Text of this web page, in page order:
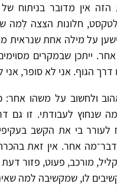
הזה אין מדובר בניתוח
לטקסט, חלונות הצצה
על מילה אחת
ייתכן שבמקרים
הגוף. אני לא סופר,
ולחשוב על משהו אחר:
שנחוץ לעבודתי. זו גם
לעורר בי את הקשב
אחר. אין זאת
מורכב, פעוט, פזור
לו, שמקשיבה למה שאיננו